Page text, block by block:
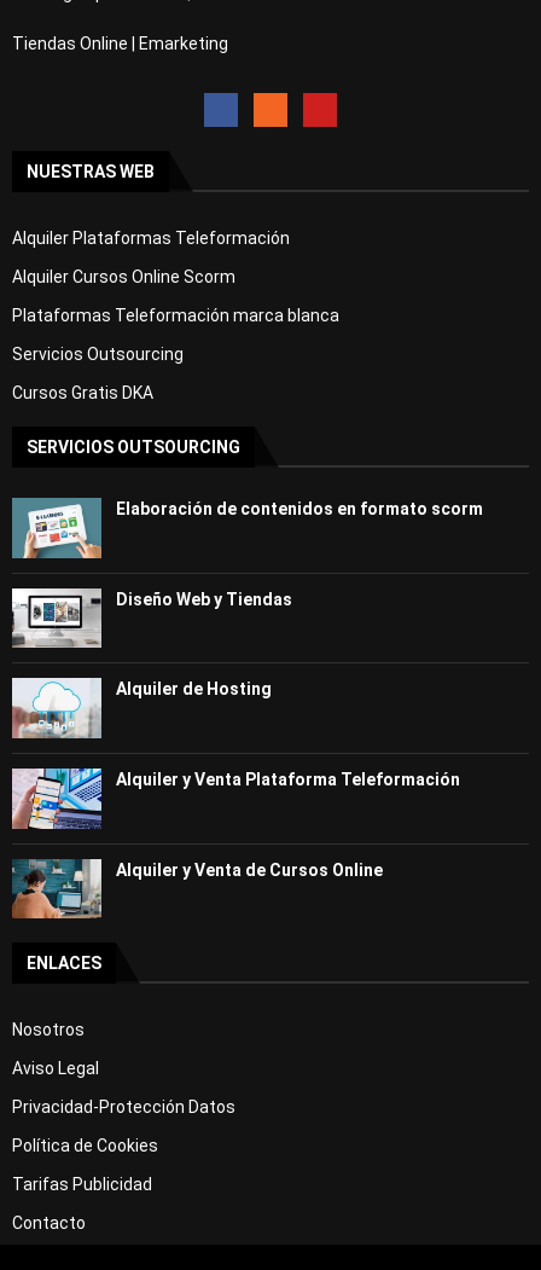
Tiendas Online | Emarketing
NUESTRAS WEB
Alquiler Plataformas Teleformación
Alquiler Cursos Online Scorm
Plataformas Teleformación marca blanca
Servicios Outsourcing
Cursos Gratis DKA
SERVICIOS OUTSOURCING
Elaboración de contenidos en formato scorm
Diseño Web y Tiendas
Alquiler de Hosting
Alquiler y Venta Plataforma Teleformación
Alquiler y Venta de Cursos Online
ENLACES
Nosotros
Aviso Legal
Privacidad-Protección Datos
Política de Cookies
Tarifas Publicidad
Contacto